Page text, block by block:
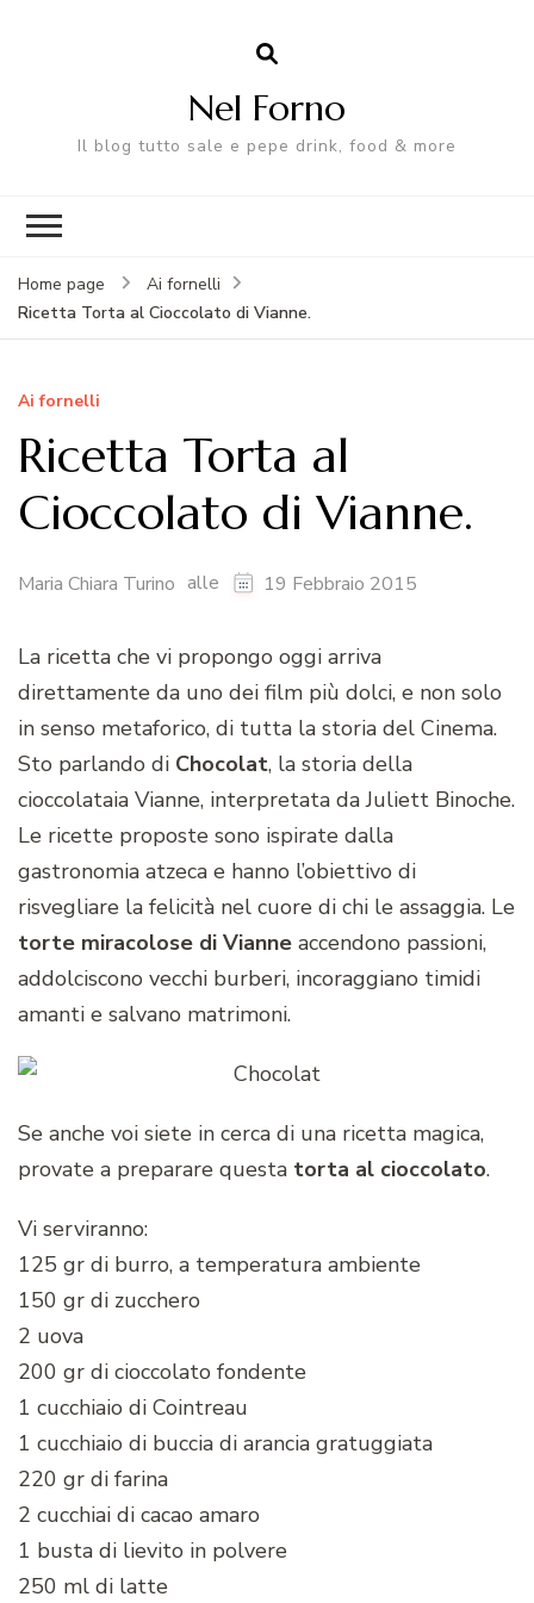
Nel Forno
Il blog tutto sale e pepe drink, food & more
Home page
Ai fornelli
Ricetta Torta al Cioccolato di Vianne.
Ai fornelli
Ricetta Torta al
Cioccolato di Vianne.
Maria Chiara Turino alle 19 Febbraio 2015
La ricetta che vi propongo oggi arriva
direttamente da uno dei film più dolci, e non solo
in senso metaforico, di tutta la storia del Cinema.
Sto parlando di Chocolat, la storia della
cioccolataia Vianne, interpretata da Juliett Binoche.
Le ricette proposte sono ispirate dalla
gastronomia atzeca e hanno l’obiettivo di
risvegliare la felicità nel cuore di chi le assaggia. Le
torte miracolose di Vianne accendono passioni,
addolciscono vecchi burberi, incoraggiano timidi
amanti e salvano matrimoni.
Se anche voi siete in cerca di una ricetta magica,
provate a preparare questa torta al cioccolato.
Vi serviranno:
125 gr di burro, a temperatura ambiente
150 gr di zucchero
2 uova
200 gr di cioccolato fondente
1 cucchiaio di Cointreau
1 cucchiaio di buccia di arancia gratuggiata
220 gr di farina
2 cucchiai di cacao amaro
1 busta di lievito in polvere
250 ml di latte